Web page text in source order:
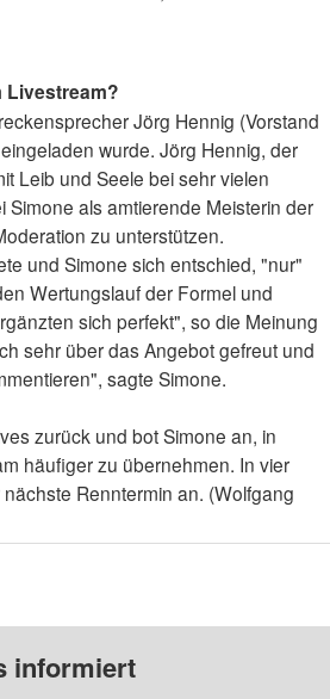
Livestream?
Jörg Hennig (Vorstand
wurde. Jörg Hennig, der
Leib und Seele bei sehr vielen
als amtierende Meisterin der
zu unterstützen.
und Simone sich entschied, "nur"
Wertungslauf der Formel und
sich perfekt", so die Meinung
sehr über das Angebot gefreut und
sagte Simone.
zurück und bot Simone an, in
häufiger zu übernehmen. In vier
Renntermin an. (Wolfgang
informiert